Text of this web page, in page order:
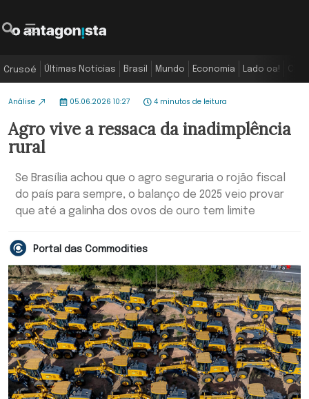
Crusoé Últimas Notícias Brasil Mundo Economia Lado oa!
Análise 05.06.2026 10:27 4 minutos de leitura
Agro vive a ressaca da inadimplência
rural
Se Brasília achou que o agro seguraria o rojão fiscal
do país para sempre, o balanço de 2025 veio provar
que até a galinha dos ovos de ouro tem limite
Portal das Commodities